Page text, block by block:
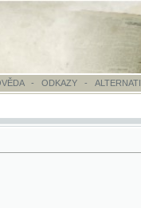
- ALTERNATIVNÍ VYHLEDÁVÁNÍ-